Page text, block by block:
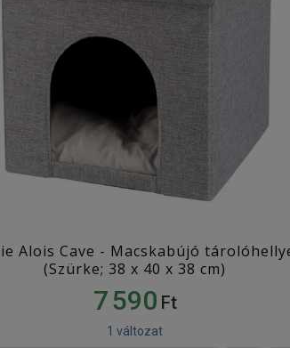
Alois Cave - Macskabújó
(Szürke; 38 x 40 x 38 cm)
7 590 Ft
1 változat